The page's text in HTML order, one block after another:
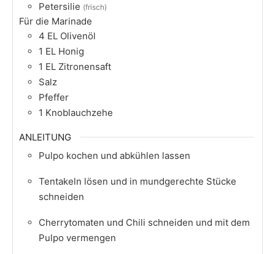
Petersilie (frisch)
Für die Marinade
4 EL Olivenöl
1 EL Honig
1 EL Zitronensaft
Salz
Pfeffer
1 Knoblauchzehe
ANLEITUNG
Pulpo kochen und abkühlen lassen
Tentakeln lösen und in mundgerechte Stücke
schneiden
Cherrytomaten und Chili schneiden und mit dem
Pulpo vermengen